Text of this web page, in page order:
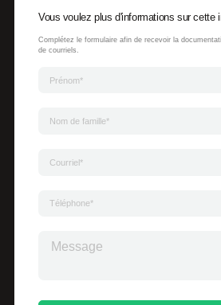
Vous voulez plus d'informations sur cette
Complétez le formulaire afin de recevoir la
de courriels.